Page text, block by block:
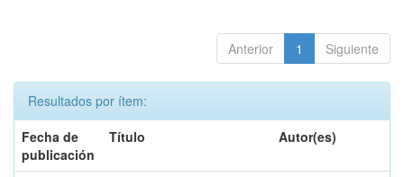
Anterior 1 Siguiente
Resultados por ítem:
Fecha de
publicación
Título Autor(es)